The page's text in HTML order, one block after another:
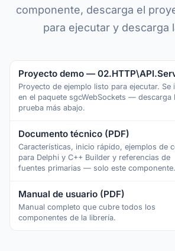
componente, descarga el
para ejecutar y descarga
Proyecto demo —
Proyecto de ejemplo listo para ejecutar. Se
en el paquete sgcWebSockets — descarga
prueba más abajo.
Documento técnico (PDF)
Características, inicio rápido, ejemplos de
para Delphi y C++ Builder y referencias de
fuentes primarias — solo este componente.
Manual de usuario (PDF)
Manual completo que cubre todos los
componentes de la librería.